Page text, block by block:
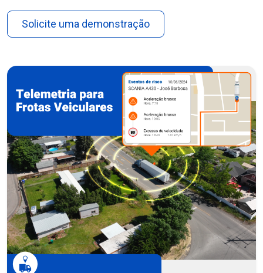
Solicite uma demonstração